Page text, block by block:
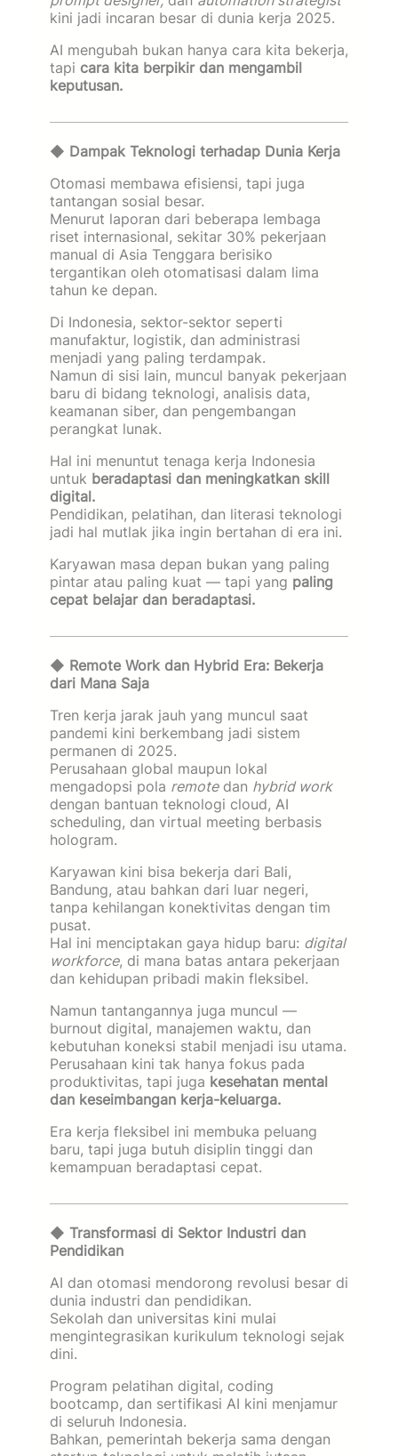
kini jadi incaran besar di dunia kerja 2025.
AI mengubah bukan hanya cara kita bekerja,
tapi cara kita berpikir dan mengambil
keputusan.
◆ Dampak Teknologi terhadap Dunia Kerja
Otomasi membawa efisiensi, tapi juga
tantangan sosial besar.
Menurut laporan dari beberapa lembaga
riset internasional, sekitar 30% pekerjaan
manual di Asia Tenggara berisiko
tergantikan oleh otomatisasi dalam lima
tahun ke depan.
Di Indonesia, sektor-sektor seperti
manufaktur, logistik, dan administrasi
menjadi yang paling terdampak.
Namun di sisi lain, muncul banyak pekerjaan
baru di bidang teknologi, analisis data,
keamanan siber, dan pengembangan
perangkat lunak.
Hal ini menuntut tenaga kerja Indonesia
untuk beradaptasi dan meningkatkan skill
digital.
Pendidikan, pelatihan, dan literasi teknologi
jadi hal mutlak jika ingin bertahan di era ini.
Karyawan masa depan bukan yang paling
pintar atau paling kuat — tapi yang paling
cepat belajar dan beradaptasi.
◆ Remote Work dan Hybrid Era: Bekerja
dari Mana Saja
Tren kerja jarak jauh yang muncul saat
pandemi kini berkembang jadi sistem
permanen di 2025.
Perusahaan global maupun lokal
mengadopsi pola remotedan hybrid work
dengan bantuan teknologi cloud, AI
scheduling, dan virtual meeting berbasis
hologram.
Karyawan kini bisa bekerja dari Bali,
Bandung, atau bahkan dari luar negeri,
tanpa kehilangan konektivitas dengan tim
pusat.
Hal ini menciptakan gaya hidup baru: digital
workforce, di mana batas antara pekerjaan
dan kehidupan pribadi makin fleksibel.
Namun tantangannya juga muncul —
burnout digital, manajemen waktu, dan
kebutuhan koneksi stabil menjadi isu utama.
Perusahaan kini tak hanya fokus pada
produktivitas, tapi juga kesehatan mental
dan keseimbangan kerja-keluarga.
Era kerja fleksibel ini membuka peluang
baru, tapi juga butuh disiplin tinggi dan
kemampuan beradaptasi cepat.
◆ Transformasi di Sektor Industri dan
Pendidikan
AI dan otomasi mendorong revolusi besar di
dunia industri dan pendidikan.
Sekolah dan universitas kini mulai
mengintegrasikan kurikulum teknologi sejak
dini.
Program pelatihan digital, coding
bootcamp, dan sertifikasi AI kini menjamur
di seluruh Indonesia.
Bahkan, pemerintah bekerja sama dengan